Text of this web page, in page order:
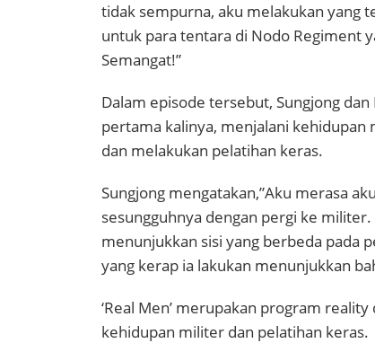
tidak sempurna, aku melakukan yang
untuk para tentara di Nodo Regiment
Semangat!”
Dalam episode tersebut, Sungjong
pertama kalinya, menjalani
dan melakukan pelatihan keras.
Sungjong mengatakan,”Aku merasa
sesungguhnya dengan pergi ke militer.
menunjukkan sisi yang berbeda pada
yang kerap ia lakukan menunjukkan
‘Real Men’ merupakan program
kehidupan militer dan pelatihan keras.